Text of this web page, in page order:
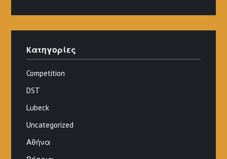
Kατηγορίες
Competition
DST
Lubeck
Uncategorized
Αθήνα